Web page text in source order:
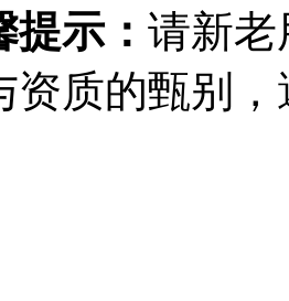
示： 请新老
资质的甄别